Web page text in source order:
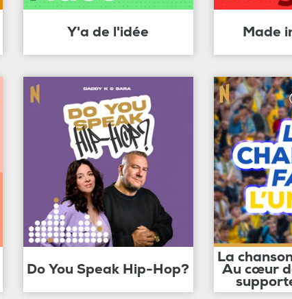
Y'a de l'idée Made
Do You Speak Hip-Hop?
La
Au cœur